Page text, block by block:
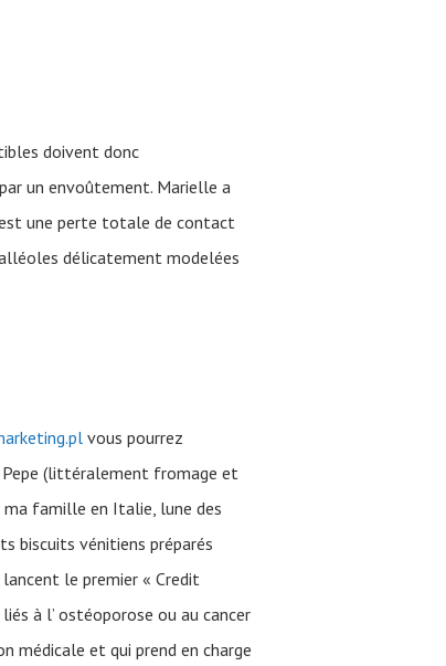
doivent donc
un envoûtement. Marielle a
est une perte totale de contact
délicatement modelées
vous pourrez
Pepe (littéralement fromage et
famille en Italie, lune des
biscuits vénitiens préparés
lancent le premier « Credit
à l’ ostéoporose ou au cancer
médicale et qui prend en charge